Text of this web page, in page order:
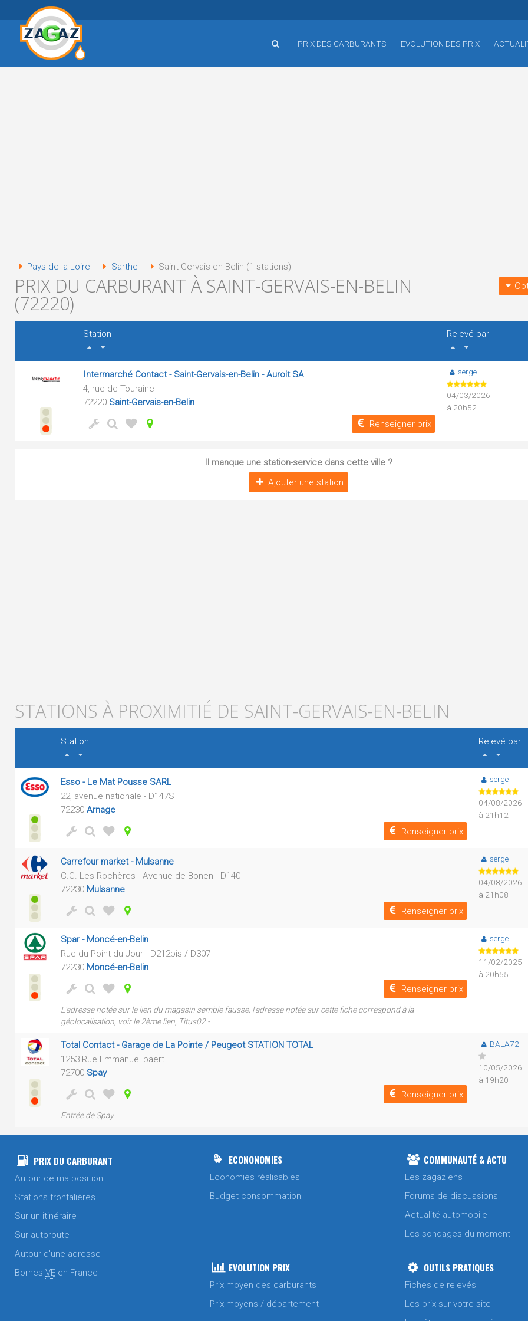
PRIX DES CARBURANTS EVOLUTION DES PRIX
Pays de la Loire Sarthe Saint-Gervais-en-Belin (1 stations)
PRIX DU CARBURANT À SAINT-GERVAIS-EN-BELIN
(72220)
Station
Relevé par
Intermarché Contact - Saint-Gervais-en-Belin - Auroit SA
4, rue de Touraine
72220 Saint-Gervais-en-Belin
Renseigner prix
serge
04/03/2026
à 20h52
Il manque une station-service dans cette ville ?
Ajouter une station
STATIONS À PROXIMITIÉ DE SAINT-GERVAIS-EN-BELIN
Station
Relevé par
Esso - Le Mat Pousse SARL
22, avenue nationale - D147S
72230 Arnage
Renseigner prix
serge
04/08/2026
à 21h12
Carrefour market - Mulsanne
C.C. Les Rochères - Avenue de Bonen - D140
72230 Mulsanne
Renseigner prix
serge
04/08/2026
à 21h08
Spar - Moncé-en-Belin
Rue du Point du Jour - D212bis / D307
72230 Moncé-en-Belin
Renseigner prix
L'adresse notée sur le lien du magasin semble fausse, l'adresse notée sur cette fiche correspond à la
géolocalisation, voir le 2ème lien, Titus02 -
serge
11/02/2025
à 20h55
Total Contact - Garage de La Pointe / Peugeot STATION TOTAL
1253 Rue Emmanuel baert
72700 Spay
Renseigner prix
Entrée de Spay
BALA72
10/05/2026
à 19h20
PRIX DU CARBURANT
Autour de ma position
Stations frontalières
Sur un itinéraire
Sur autoroute
Autour d'une adresse
Bornes VE en France
ECONONOMIES
Economies réalisables
Budget consommation
COMMUNAUTÉ & ACTU
Les zagaziens
Forums de discussions
Actualité automobile
Les sondages du moment
EVOLUTION PRIX
Prix moyen des carburants
Prix moyens / département
OUTILS PRATIQUES
Fiches de relevés
Les prix sur votre site